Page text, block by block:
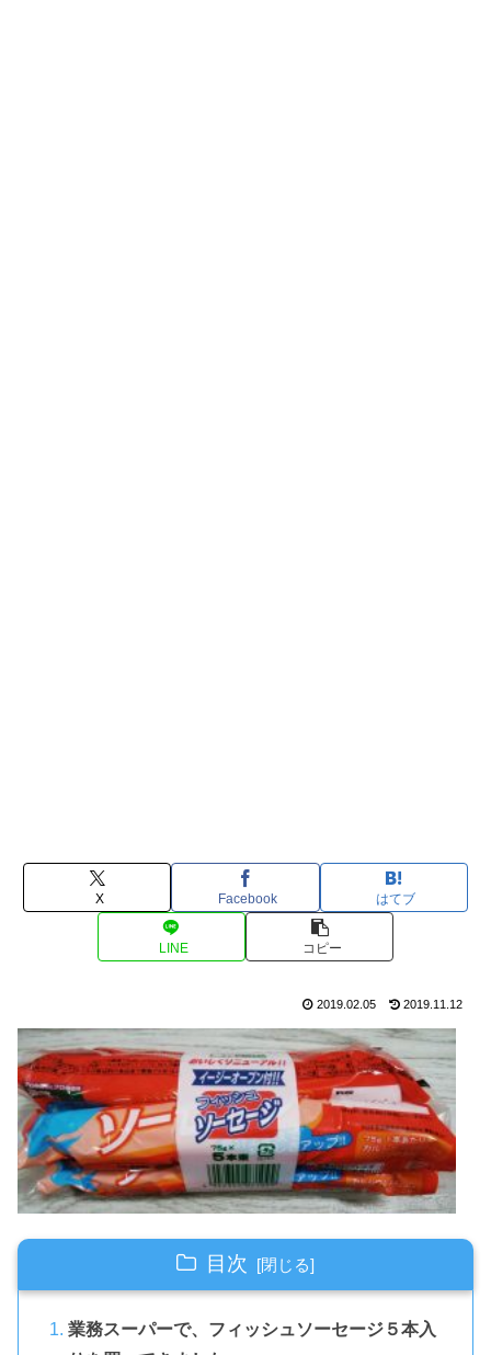
X Facebook はてブ
LINE コピー
2019.02.05 2019.11.12
目次
業務スーパーで、フィッシュソーセージ５本入